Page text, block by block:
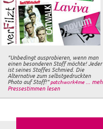
"Unbedingt ausprobieren, wenn man
einen besonderen Stoff möchte! Jeder
ist seines Stoffes Schmied. Die
Alternative zum selbstgedruckten
Photo auf Stoff!"patchwork4me ...
Pressestimmen lesen